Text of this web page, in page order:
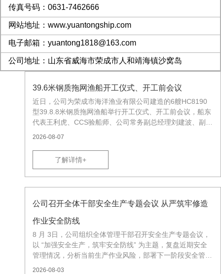
传真号码：0631-7462666
网站地址：www.yuantongship.com
电子邮箱：yuantong1818@163.com
公司地址：山东省威海市荣成市人和靖海镇沙窝岛
39.6米钢质拖网渔船开工仪式、开工前会议
近日，公司为荣成市海洋渔业有限公司建造的6艘HC8190
型39.8.8米钢质拖网渔船举行开工仪式、开工前会议，船东
代表王利虎、CCS验船师、公司常务副总经理刘建波、副总
2026-08-07
了解详情+
公司召开全体干部安全生产专题会议 从严筑牢修造
作业安全防线
8 月 3日，公司组织全体管理干部召开安全生产专题会议，
以 “加强安全生产，筑牢安全防线” 为主题，复盘近期安全
管理情况，分析当前生产作业风险，部署下一阶段安全管控
2026-08-03